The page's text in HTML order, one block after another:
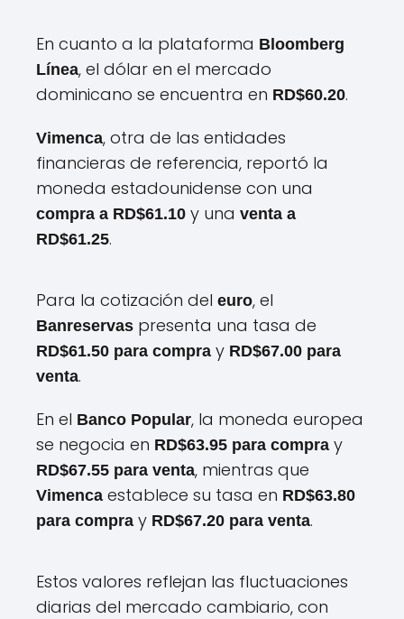
En cuanto a la plataforma Bloomberg
Línea, el dólar en el mercado
dominicano se encuentra en RD$60.20.
Vimenca, otra de las entidades
financieras de referencia, reportó la
moneda estadounidense con una
compra a RD$61.10 y una venta a
RD$61.25.
Para la cotización del euro, el
Banreservas presenta una tasa de
RD$61.50 para compra y RD$67.00 para
venta.
En el Banco Popular, la moneda europea
se negocia en RD$63.95 para compra y
RD$67.55 para venta, mientras que
Vimenca establece su tasa en RD$63.80
para compra y RD$67.20 para venta.
Estos valores reflejan las fluctuaciones
diarias del mercado cambiario, con